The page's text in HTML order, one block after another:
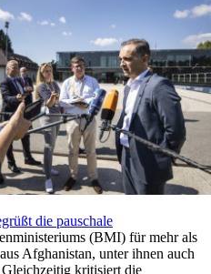
die pauschale
(BMI) für mehr als
Afghanistan, unter ihnen auch
kritisiert die